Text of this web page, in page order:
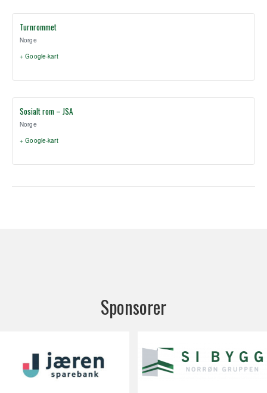
Turnrommet
Norge
+ Google-kart
Sosialt rom – JSA
Norge
+ Google-kart
Sponsorer